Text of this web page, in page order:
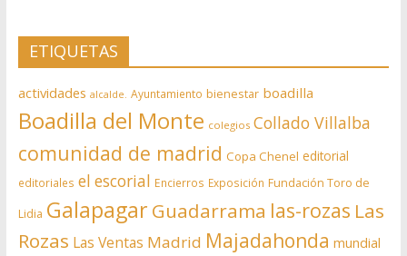
ETIQUETAS
actividades alcalde. Ayuntamiento bienestar boadilla
Boadilla del Monte colegios Collado Villalba
comunidad de madrid Copa Chenel editorial
editoriales el escorial Encierros Exposición Fundación Toro de
Lidia Galapagar Guadarrama las-rozas Las
Rozas Las Ventas Madrid Majadahonda mundial